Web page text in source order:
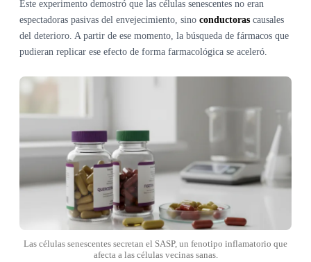
Este experimento demostró que las células senescentes no eran
espectadoras pasivas del envejecimiento, sino conductoras causales
del deterioro. A partir de ese momento, la búsqueda de fármacos que
pudieran replicar ese efecto de forma farmacológica se aceleró.
Las células senescentes secretan el SASP, un fenotipo inflamatorio que
afecta a las células vecinas sanas.